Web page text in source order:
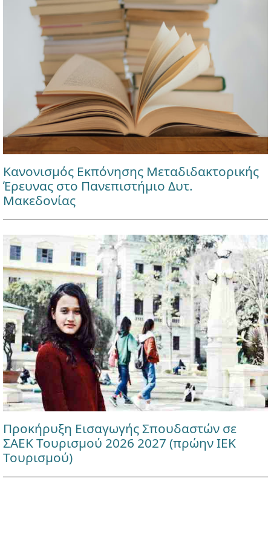
Κανονισμός Εκπόνησης Μεταδιδακτορικής
Έρευνας στο Πανεπιστήμιο Δυτ.
Μακεδονίας
Προκήρυξη Εισαγωγής Σπουδαστών σε
ΣΑΕΚ Τουρισμού 2026 2027 (πρώην ΙΕΚ
Τουρισμού)